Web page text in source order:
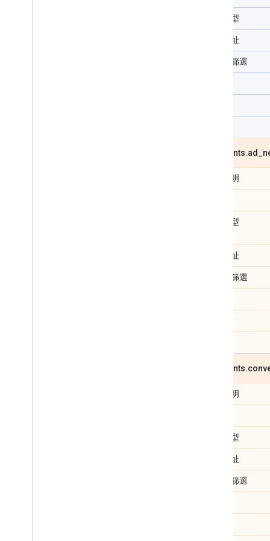
資料類型
輸入網址
是否可篩選
segments.ad
欄位說明
資料類型
輸入網址
是否可篩選
segments.
欄位說明
資料類型
輸入網址
是否可篩選